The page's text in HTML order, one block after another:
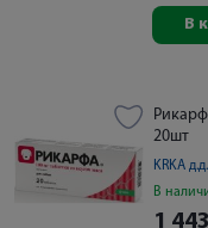
В
20шт
KRKA
В
1 443